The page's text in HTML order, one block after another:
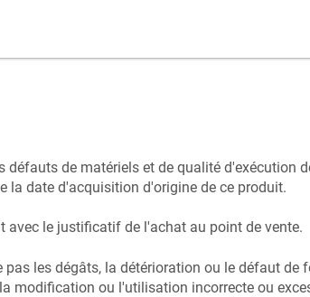
défauts de matériels et de qualité d'exécution
la date d'acquisition d'origine de ce produit.
avec le justificatif de l'achat au point de vente.
pas les dégâts, la détérioration ou le défaut de
modification ou l'utilisation incorrecte ou